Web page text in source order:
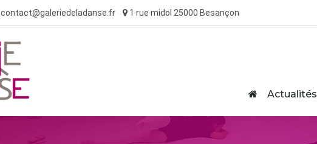
contact@galeriedeladanse.fr 1 rue midol 25000 Besançon
Home
Actualités